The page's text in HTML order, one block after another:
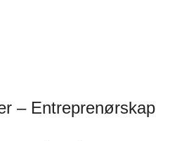
– Entreprenørskap